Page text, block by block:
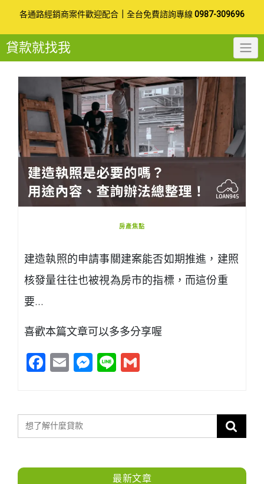
to
content
各通路經銷商案件歡迎配合 全台免費諮詢專線 0987-309696
貸款就找我
房產焦點
建造執照的申請事關建案能否如期推進，建照
核發量往往也被視為房市的指標，而這份重
要…
喜歡本篇文章可以多多分享喔
Facebook
EmailMessenger
Line
最新文章